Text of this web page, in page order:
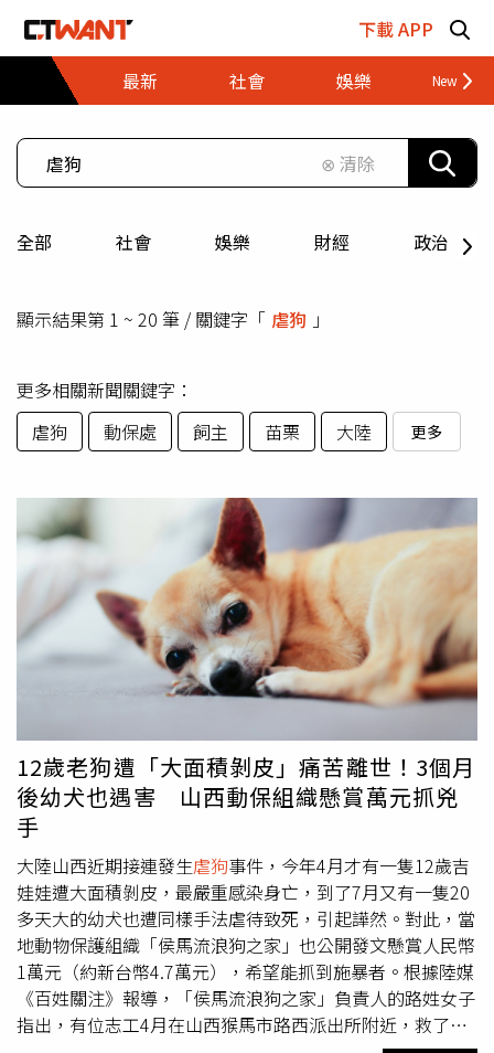
下載 APP
最新
社會 娛樂 財經
⊗ 清除
全部 社會 娛樂 財經 政治
顯示結果第 1 ~ 20 筆 / 關鍵字「 虐狗 」
更多相關新聞關鍵字：
虐狗
動保處 飼主 苗栗 大陸 更多
12歲老狗遭「大面積剝皮」痛苦離世！3個月
後幼犬也遇害 山西動保組織懸賞萬元抓兇
手
大陸山西近期接連發生虐狗事件，今年4月才有一隻12歲吉
娃娃遭大面積剝皮，最嚴重感染身亡，到了7月又有一隻20
多天大的幼犬也遭同樣手法虐待致死，引起譁然。對此，當
地動物保護組織「侯馬流浪狗之家」也公開發文懸賞人民幣
1萬元（約新台幣4.7萬元），希望能抓到施暴者。根據陸媒
《百姓關注》報導，「侯馬流浪狗之家」負責人的路姓女子
指出，有位志工4月在山西猴馬市路西派出所附近，救了一